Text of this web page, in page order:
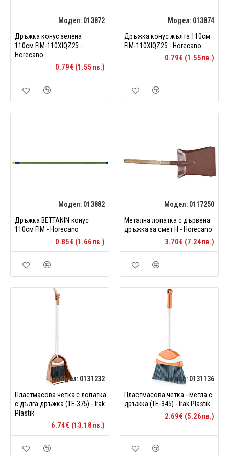
Модел: 013872
Дръжка конус зелена
110см FIM-110XIQZ25 -
Horecano
0.79€ (1.55лв.)
Модел: 013874
Дръжка конус жълтa 110см
FIM-110XIQZ25 - Horecano
0.79€ (1.55лв.)
Модел: 013882
Дръжка BETTANIN конус
110см FIM - Horecano
0.85€ (1.66лв.)
Модел: 0117250
Метална лопатка с дървена
дръжка за смет Н - Horecano
3.70€ (7.24лв.)
Модел: 0131232
Пластмасова четка с лопатка
с дълга дръжка (TE-375) - Irak
Plastik
6.74€ (13.18лв.)
Модел: 0131136
Пластмасова четка - метла с
дръжка (TE-345) - Irak Plastik
2.69€ (5.26лв.)